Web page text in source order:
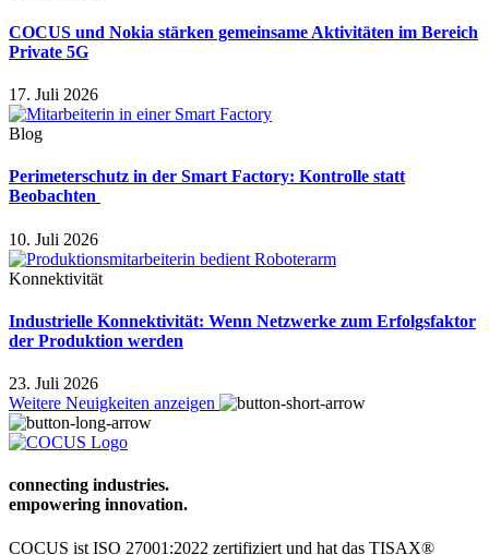
COCUS und Nokia stärken gemeinsame Aktivitäten im Bereich
Private 5G
17. Juli 2026
Blog
Perimeterschutz in der Smart Factory: Kontrolle statt
Beobachten
10. Juli 2026
Konnektivität
Industrielle Konnektivität: Wenn Netzwerke zum Erfolgsfaktor
der Produktion werden
23. Juli 2026
Weitere Neuigkeiten anzeigen
connecting industries.
empowering innovation.
COCUS ist ISO 27001:2022 zertifiziert und hat das TISAX®